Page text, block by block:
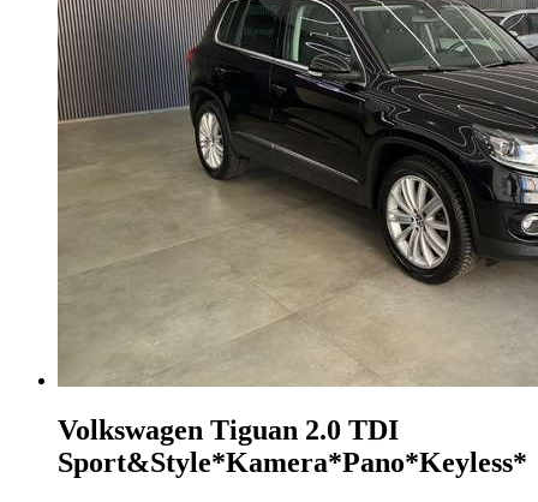
Volkswagen Tiguan 2.0 TDI
Sport&Style*Kamera*Pano*Keyless*